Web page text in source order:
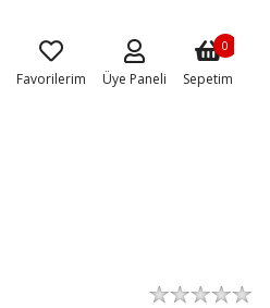
Favorilerim Üye Paneli Sepetim
0